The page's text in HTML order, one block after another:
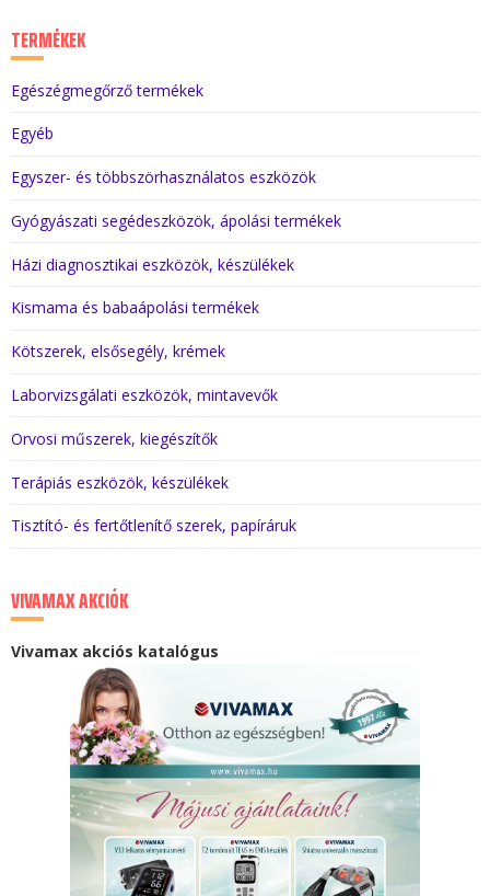
TERMÉKEK
Egészégmegőrző termékek
Egyéb
Egyszer- és többszörhasználatos eszközök
Gyógyászati segédeszközök, ápolási termékek
Házi diagnosztikai eszközök, készülékek
Kismama és babaápolási termékek
Kötszerek, elsősegély, krémek
Laborvizsgálati eszközök, mintavevők
Orvosi műszerek, kiegészítők
Terápiás eszközök, készülékek
Tisztító- és fertőtlenítő szerek, papíráruk
VIVAMAX AKCIÓK
Vivamax akciós katalógus